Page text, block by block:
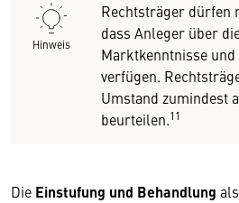
Hinweis
Rechtsträger dürfen
dass Anleger über
Marktkenntnisse
verfügen.
Umstand zumindest
beurteilen.11
Die Einstufung und Behandlung